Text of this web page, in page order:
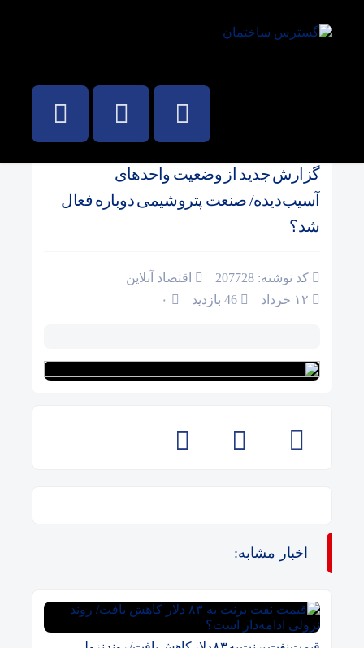
گزارش جدید از وضعیت واحدهای
آسیب‌دیده/ صنعت پتروشیمی دوباره فعال
شد؟
کد نوشته: 207728
اقتصاد آنلاین
۰
اخبار مشابه: